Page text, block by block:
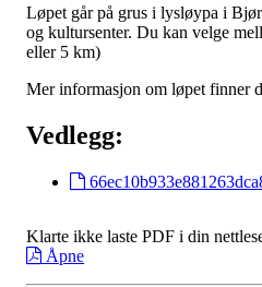
Løpet går på grus i lysløypa i
og kultursenter. Du kan velge
eller 5 km)
Mer informasjon om løpet finner
Vedlegg:
Klarte ikke laste PDF i din
Åpne